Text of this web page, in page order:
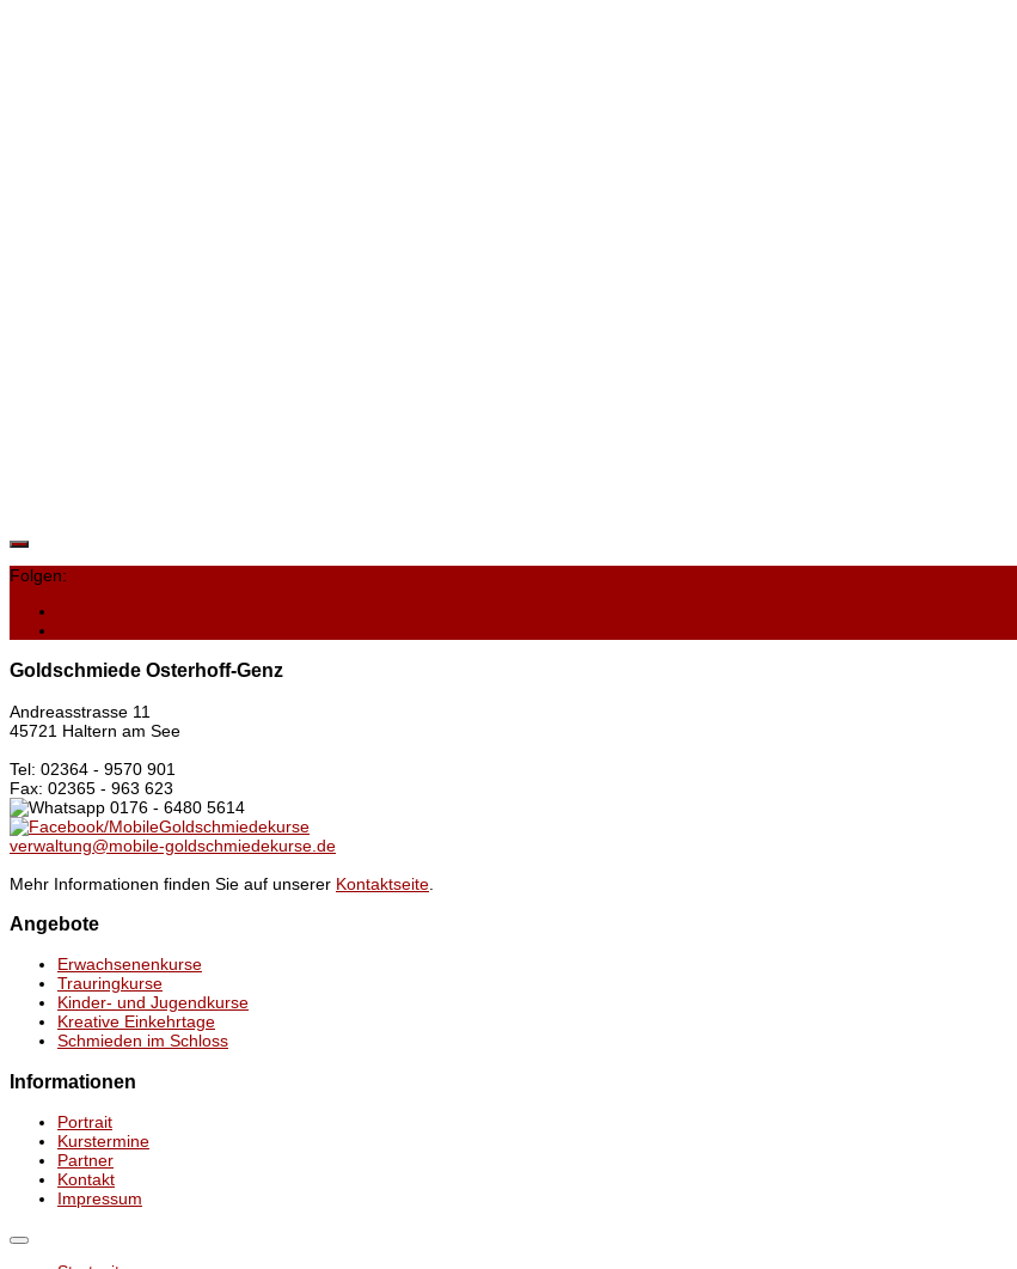
Folgen:
Goldschmiede Osterhoff-Genz
Andreasstrasse 11
45721 Haltern am See
Tel: 02364 - 9570 901
Fax: 02365 - 963 623
0176 - 6480 5614
/MobileGoldschmiedekurse
verwaltung@mobile-goldschmiedekurse.de
Mehr Informationen finden Sie auf unserer Kontaktseite
Angebote
Erwachsenenkurse
Trauringkurse
Kinder- und Jugendkurse
Kreative Einkehrtage
Schmieden im Schloss
Informationen
Portrait
Kurstermine
Partner
Kontakt
Impressum